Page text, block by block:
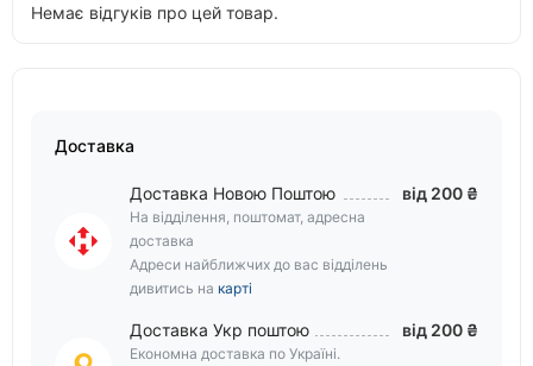
Немає відгуків про цей товар.
Доставка
Доставка Новою Поштою
На відділення, поштомат, адресна
доставка
Адреси найближчих до вас відділень
дивитись на карті
від 200 ₴
Доставка Укр поштою
Економна доставка по Україні.
від 200 ₴